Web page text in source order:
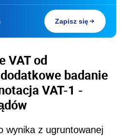
Zapisz się
VAT od
badanie
VAT-1 -
wynika z ugruntowanej